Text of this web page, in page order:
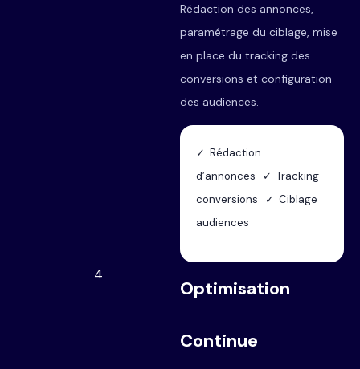
Rédaction des annonces,
paramétrage du ciblage, mise
en place du tracking des
conversions et configuration
des audiences.
✓ Rédaction
d’annonces ✓ Tracking
conversions ✓ Ciblage
audiences
4
Optimisation
Continue